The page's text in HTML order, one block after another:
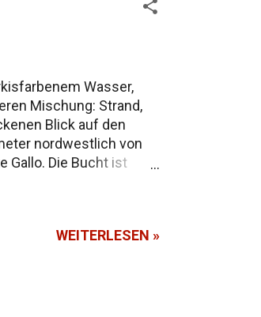
Wasser,
Mischung: Strand,
Blick auf den
nordwestlich von
Gallo. Die Bucht ist
Geduld und Humor
WEITERLESEN »